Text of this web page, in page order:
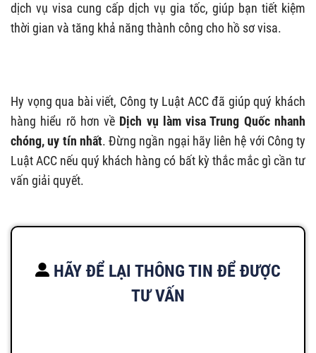
dịch vụ visa cung cấp dịch vụ gia tốc, giúp bạn tiết kiệm
thời gian và tăng khả năng thành công cho hồ sơ visa.
Hy vọng qua bài viết, Công ty Luật ACC đã giúp quý khách
hàng hiểu rõ hơn về Dịch vụ làm visa Trung Quốc nhanh
chóng, uy tín nhất. Đừng ngần ngại hãy liên hệ với Công ty
Luật ACC nếu quý khách hàng có bất kỳ thắc mắc gì cần tư
vấn giải quyết.
HÃY ĐỂ LẠI THÔNG TIN ĐỂ ĐƯỢC
TƯ VẤN